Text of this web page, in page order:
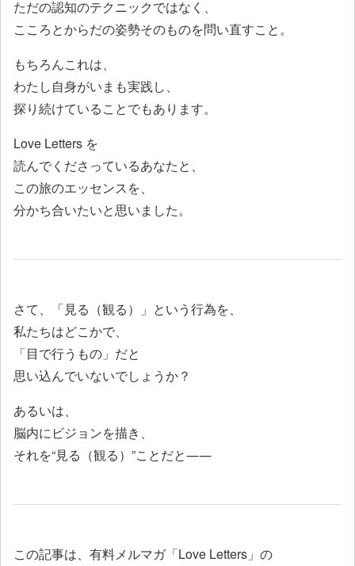
ただの認知のテクニックではなく、
こころとからだの姿勢そのものを問い直すこと。
もちろんこれは、
わたし自身がいまも実践し、
探り続けていることでもあります。
Love Letters を
読んでくださっているあなたと、
この旅のエッセンスを、
分かち合いたいと思いました。
さて、「見る（観る）」という行為を、
私たちはどこかで、
「目で行うもの」だと
思い込んでいないでしょうか？
あるいは、
脳内にビジョンを描き、
それを“見る（観る）”ことだと――
この記事は、有料メルマガ「Love Letters」の